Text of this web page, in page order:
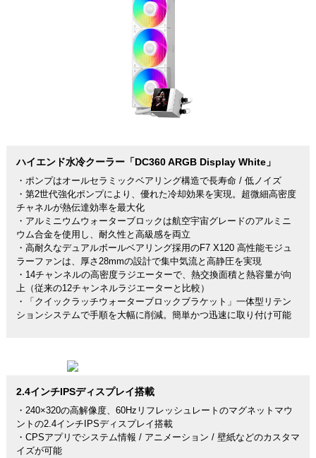
ハイエンド水冷クーラー「DC360 ARGB Display White」
・ポンプはオールセラミックベアリング構造で長寿命 / 低ノイズ
・第2世代強化ポンプにより、優れた冷却効果を実現。超微細高密度
チャネルが熱伝達効率を最大化
・アルミニウムウォーターブロックは航空宇宙グレードのアルミニ
ウム合金を使用し、耐久性と高級感を両立
・高耐久なデュアルボールベアリング採用のF7 X120 高性能モジュ
ラーファンは、厚さ28mmの設計で集中気流と高静圧を実現
・14チャンネルの高密度ラジエーターで、熱交換面積と熱容量が向
上（従来の12チャンネルラジエーターと比較）
・「クイックラッチウォーターブロックブラケット」一体型リテン
ションシステムで手順を大幅に削減。簡単かつ迅速に取り付け可能
2.4インチIPSディスプレイ搭載
・240×320の高解像度、60Hzリフレッシュレートのマグネットマウ
ントの2.4インチIPSディスプレイ搭載
・CPSアプリでシステム情報 / アニメーション / 壁紙などのカスタマ
イズが可能